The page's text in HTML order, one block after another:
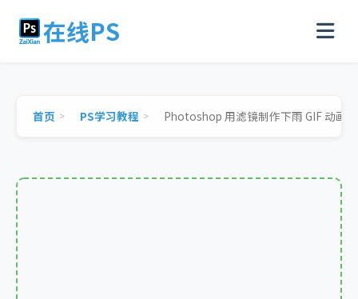
在线PS
首页 PS学习教程 Photoshop 用滤镜制作下雨 GIF 动画